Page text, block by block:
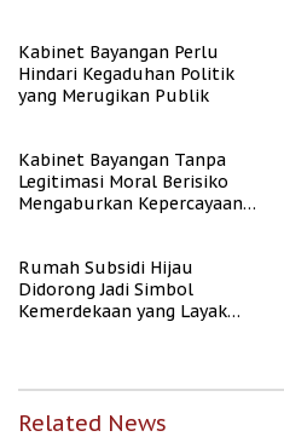
Kabinet Bayangan Perlu
Hindari Kegaduhan Politik
yang Merugikan Publik
Kabinet Bayangan Tanpa
Legitimasi Moral Berisiko
Mengaburkan Kepercayaan
Rumah Subsidi Hijau
Didorong Jadi Simbol
Kemerdekaan yang Layak
Related News